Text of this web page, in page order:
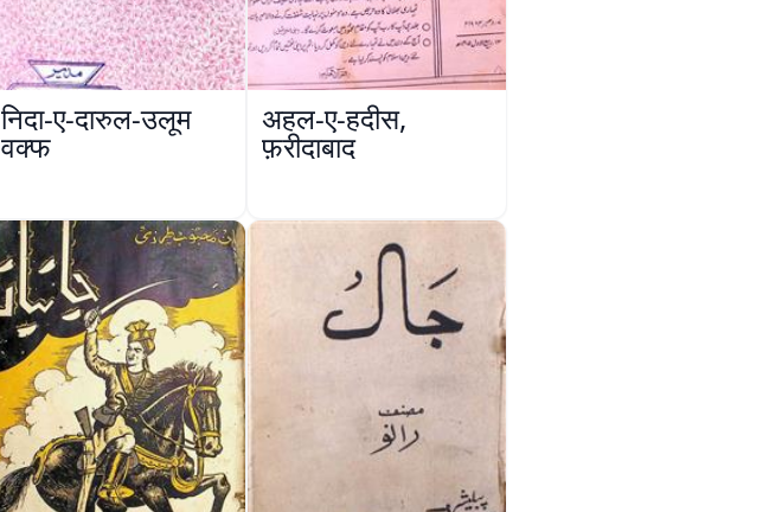
निदा-ए-दारुल-उलूम
वक्फ
अहल-ए-हदीस,
फ़रीदाबाद